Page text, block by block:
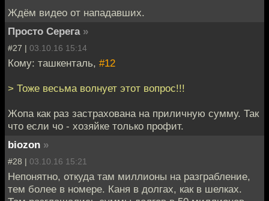
Ждём видео от нападавших.
Просто Серега »
#27 | 03.10.16 15:14
Кому: ташкенталь, #12
> Тоже весьма волнует этот вопрос!!!
Жопа как раз застрахована на приличную сумму. Так
что если чо - хозяйке только профит.
biozon »
#28 | 03.10.16 15:21
Непонятно, откуда там миллионы на разграбление,
тем более в номере. Каня в долгах, как в шелках.